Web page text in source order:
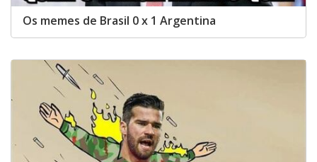
Os memes de Brasil 0 x 1 Argentina